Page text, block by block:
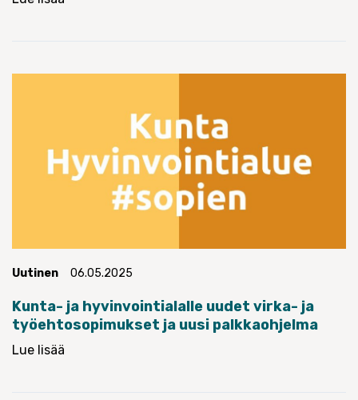
Uutinen 06.05.2025
Kunta- ja hyvinvointialalle uudet virka- ja
työehtosopimukset ja uusi palkkaohjelma
Lue lisää